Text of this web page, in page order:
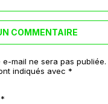
COMMENTAIRE
e-mail ne sera pas publiée.
indiqués avec *
*